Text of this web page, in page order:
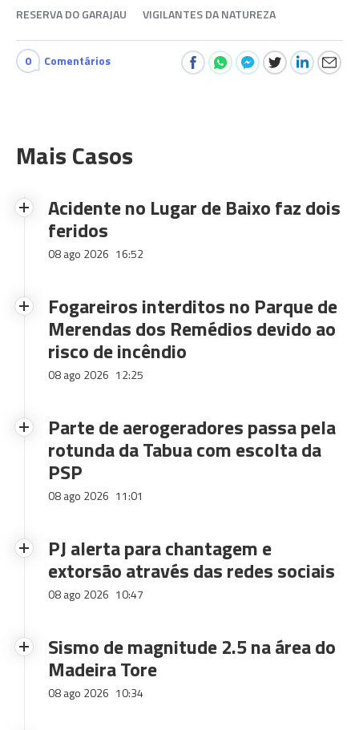
RESERVA DO GARAJAU VIGILANTES DA NATUREZA
0 Comentários
Mais Casos
Acidente no Lugar de Baixo faz dois
feridos
08 ago 2026 16:52
Fogareiros interditos no Parque de
Merendas dos Remédios devido ao
risco de incêndio
08 ago 2026 12:25
Parte de aerogeradores passa pela
rotunda da Tabua com escolta da
PSP
08 ago 2026 11:01
PJ alerta para chantagem e
extorsão através das redes sociais
08 ago 2026 10:47
Sismo de magnitude 2.5 na área do
Madeira Tore
08 ago 2026 10:34